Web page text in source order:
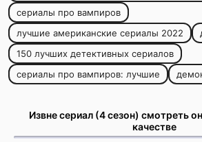
сериалы про вампиров
лучшие американские сериалы 2022
150 лучших детективных сериалов
сериалы про вампиров: лучшие
Извне сериал (4 сезон) смотреть
качестве